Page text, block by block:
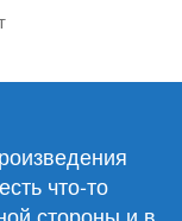
что-то
стороны и в